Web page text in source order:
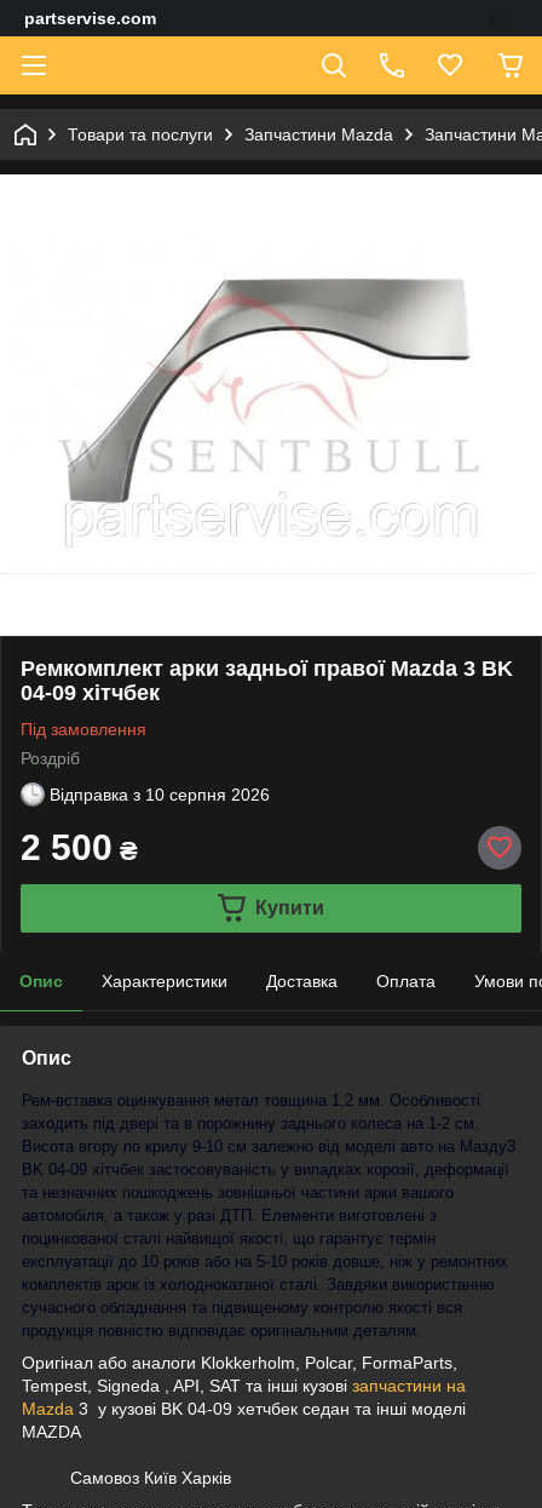
partservise.com
Товари та послуги Запчастини Mazda Запчастини
Ремкомплект арки задньої правої Mazda 3 BK
04-09 хітчбек
Під замовлення
Роздріб
Відправка з 10 серпня 2026
2 500 ₴
Купити
Опис Характеристики Доставка Оплата Умови
Опис
Рем-вставка оцинкування метал товщина 1,2 мм. Особливості
заходить під двері та в порожнину заднього колеса на 1-2 см.
Висота вгору по крилу 9-10 см залежно від моделі авто на Мазду3
BK 04-09 хітчбек застосовуваність у випадках корозії, деформації
та незначних пошкоджень зовнішньої частини арки вашого
автомобіля, а також у разі ДТП
. Елементи виготовлені з
поцинкованої сталі найвищої якості, що гарантує термін
експлуатації до 10 років або на 5-10 років довше, ніж у ремонтних
комплектів арок із холоднокатаної сталі. Завдяки використанню
сучасного обладнання та підвищеному контролю якості вся
продукція повністю відповідає оригінальним деталям.
Оригінал або аналоги Klokkerholm, Polcar, FormaParts,
Tempest, Signeda , API, SAT та інші кузові запчастини на
Mazda 3 у кузові BK 04-09 хетчбек седан та інші моделі
MAZDA
Самовоз Київ Харків